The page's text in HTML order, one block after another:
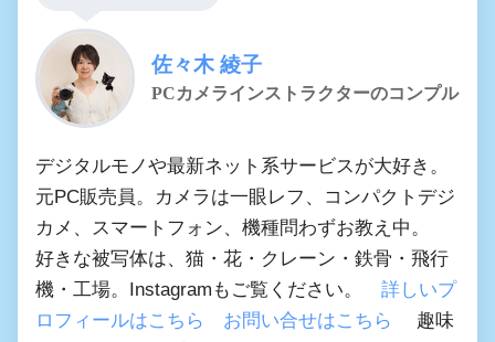
佐々木 綾子
PCカメラインストラクターのコンプル
デジタルモノや最新ネット系サービスが大好き。
元PC販売員。カメラは一眼レフ、コンパクトデジ
カメ、スマートフォン、機種問わずお教え中。
好きな被写体は、猫・花・クレーン・鉄骨・飛行
機・工場。Instagramもご覧ください。 詳しいプ
ロフィールはこちら
お問い合せはこちら
趣味